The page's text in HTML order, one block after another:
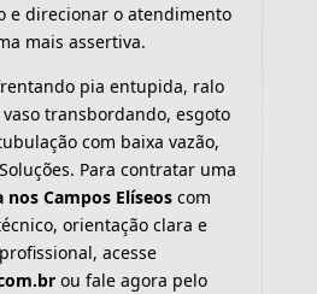
e direcionar o atendimento
mais assertiva.
pia entupida, ralo
transbordando, esgoto
com baixa vazão,
Para contratar uma
Campos Elíseos com
orientação clara e
acesse
ou fale agora pelo